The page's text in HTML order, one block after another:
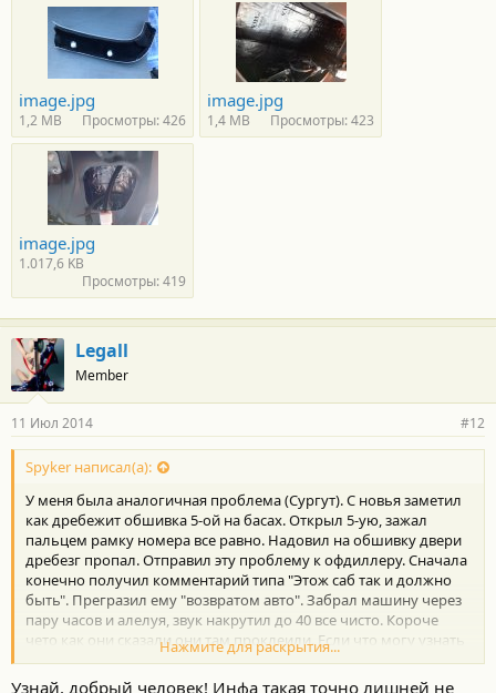
image.jpg
1,2 MB Просмотры: 426
image.jpg
1,4 MB Просмотры: 423
image.jpg
1.017,6 KB
Просмотры: 419
Legall
Member
11 Июл 2014 #12
Spyker написал(а):
У меня была аналогичная проблема (Сургут). С новья заметил
как дребежит обшивка 5-ой на басах. Открыл 5-ую, зажал
пальцем рамку номера все равно. Надовил на обшивку двери
дребезг пропал. Отправил эту проблему к офдиллеру. Сначала
конечно получил комментарий типа "Этож саб так и должно
быть". Прегразил ему "возвратом авто". Забрал машину через
пару часов и алелуя, звук накрутил до 40 все чисто. Короче
чето как они сказали они там проклеили. Если что могу узнать
точнее.
Нажмите для раскрытия...
Узнай, добрый человек! Инфа такая точно лишней не